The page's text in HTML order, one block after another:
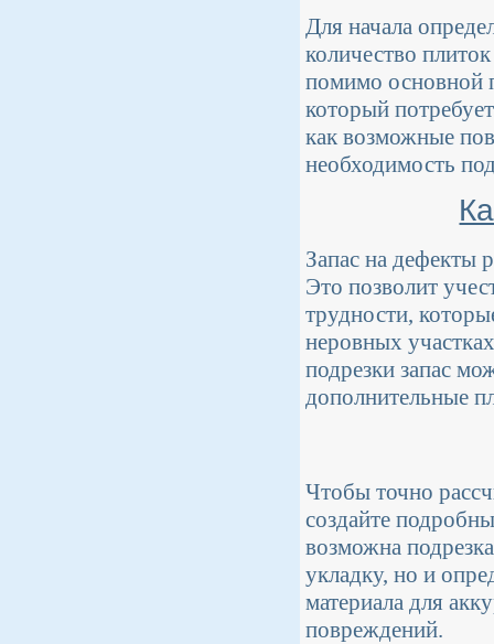
Для начала
количество
помимо основной
который
как возможные
необходимость
Запас на дефекты
Это позволит
трудности,
неровных
подрезки запас
дополнительные
Чтобы точно
создайте
возможна
укладку, но и
материала для
повреждений.